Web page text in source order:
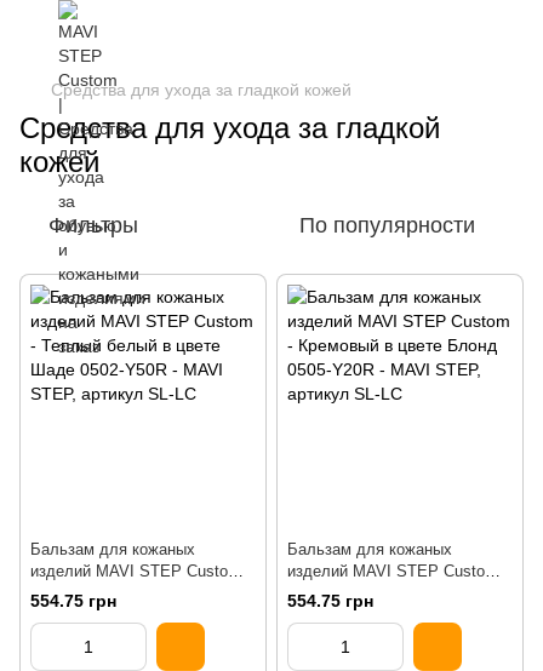
Средства для ухода за гладкой кожей
Средства для ухода за гладкой
кожей
Фильтры По популярности
Бальзам для кожаных
изделий MAVI STEP Custom
Шаде 0502-Y50R
554.75 грн
Бальзам для кожаных
изделий MAVI STEP Custom
Блонд 0505-Y20R
554.75 грн